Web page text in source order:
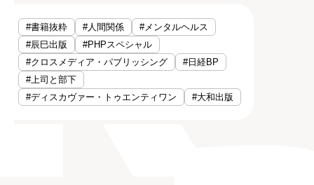
#書籍抜粋 #人間関係
#メンタルヘルス
#辰巳出版
#PHPスペシャル
#クロスメディア・パブリッシング
#日経BP
#上司と部下
#ディスカヴァー・トゥエンティワン
#大和出版